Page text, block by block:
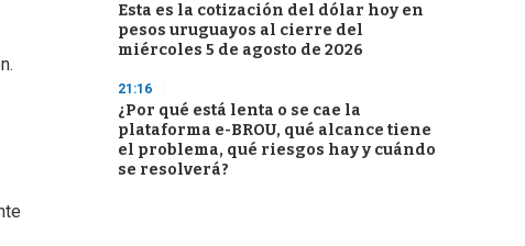
Esta es la cotización del dólar hoy en
pesos uruguayos al cierre del
miércoles 5 de agosto de 2026
21:16
¿Por qué está lenta o se cae la
plataforma e-BROU, qué alcance tiene
el problema, qué riesgos hay y cuándo
se resolverá?